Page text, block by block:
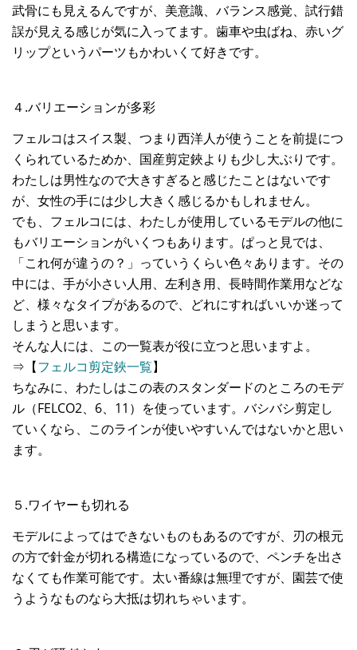
武骨にも見えるんですが、美意識、バランス感覚、試行錯
誤が見える感じが気に入ってます。歯車や虫ばね、赤いグ
リップというパーツもかわいくて好きです。
４.バリエーションが多彩
フェルコはスイス製、つまり西洋人が使うことを前提につ
くられているためか、国産剪定鋏よりも少し大ぶりです。
わたしは男性なので大きすぎると感じたことはないです
が、女性の手には少し大きく感じるかもしれません。
でも、フェルコには、わたしが使用しているモデルの他に
もバリエーションがいくつもあります。ぱっと見では、
「これ何が違うの？」っていうくらい色々あります。その
中には、手が小さい人用、左利き用、長時間作業用などな
ど、様々なタイプがあるので、どれにすればいいか迷って
しまうと思います。
そんな人には、この一覧表が役に立つと思いますよ。
⇒【フェルコ剪定鋏一覧】
ちなみに、わたしはこの表のスタンダードのところのモデ
ル（FELCO2、6、11）を使っています。バシバシ剪定し
ていくなら、このラインが使いやすいんではないかと思い
ます。
５.ワイヤーも切れる
モデルによってはできないものもあるのですが、刃の根元
の方で針金が切れる構造になっているので、ペンチを出さ
なくても作業可能です。太い番線は無理ですが、園芸で使
うようなものなら大抵は切れちゃいます。